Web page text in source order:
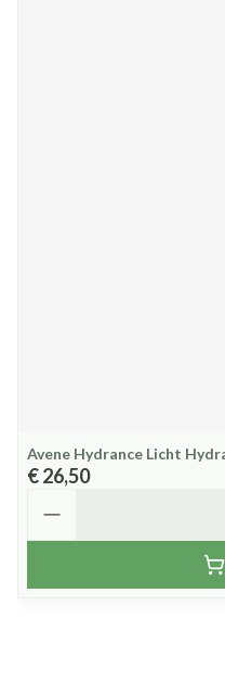
Avene Hydrance Licht
€ 26,50